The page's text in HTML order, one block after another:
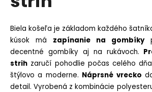
z
hviezdičiek.
Biela košeľa je základom každého
kúsok má zapínanie na gombíky
decentné gombíky aj na rukávoch.
strih zaručí pohodlie počas celého
štýlovo a moderne. Náprsné vrecko
detail.Vyrobená z kombinácie
m
e
PANČUCHY
NUENO
€12,90